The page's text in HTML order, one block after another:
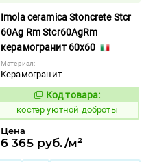
Imola ceramica Stoncrete Stcr
60Ag Rm Stcr60AgRm
керамогранит 60x60
Материал:
Керамогранит
810747
Код товара:
костер уютной доброты
Цена
6 365 руб./м²